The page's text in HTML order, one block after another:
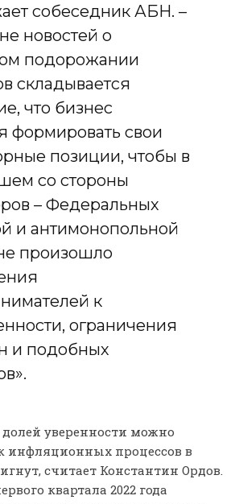
собеседник АБН. –
новостей о
подорожании
складывается
что бизнес
формировать свои
позиции, чтобы в
со стороны
– Федеральных
и антимонопольной
произошло
к
ограничения
и подобных
уверенности можно
инфляционных процессов в
считает Константин Ордов.
квартала 2022 года